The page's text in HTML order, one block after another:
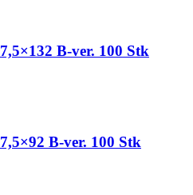
B-ver. 100 Stk
B-ver. 100 Stk